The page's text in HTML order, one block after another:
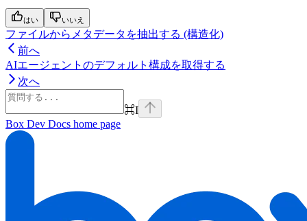
はい いいえ
ファイルからメタデータを抽出する (構造化)
前へ
AIエージェントのデフォルト構成を取得する
次へ
⌘I
Box Dev Docs home page